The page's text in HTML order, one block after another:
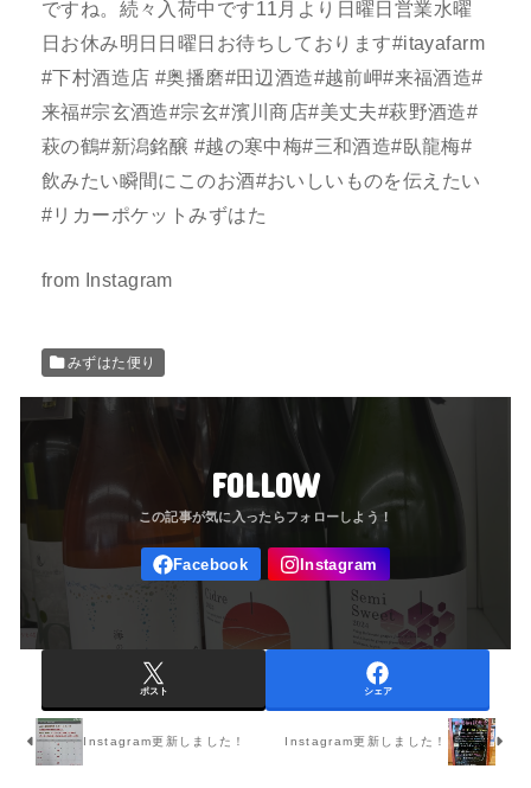
ですね。続々入荷中です11月より日曜日営業水曜
日お休み明日日曜日お待ちしております⁡#itayafarm
#下村酒造店 #奥播磨#田辺酒造#越前岬#来福酒造#
来福#宗玄酒造#宗玄#濱川商店#美丈夫#萩野酒造#
萩の鶴#新潟銘醸 #越の寒中梅#三和酒造#臥龍梅#
飲みたい瞬間にこのお酒#おいしいものを伝えたい
#リカーポケットみずはた
from Instagram
みずはた便り
FOLLOW
ポスト シェア
Instagram更新しました！ Instagram更新しました！